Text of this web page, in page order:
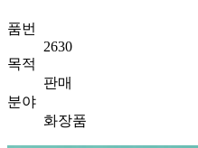
품번
2630
목적
판매
분야
화장품